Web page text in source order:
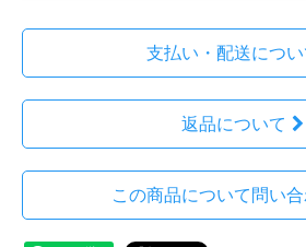
支払い・配送につい
返品について
この商品について問い